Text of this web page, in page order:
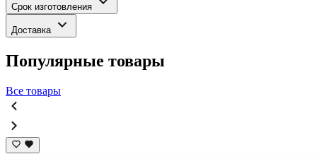
Срок изготовления
Доставка
Популярные товары
Все товары